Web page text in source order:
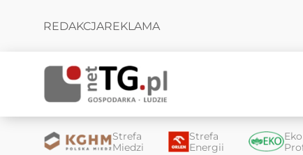
REDAKCJAREKLAMA
Strefa
Miedzi
Strefa
Energii
Eko